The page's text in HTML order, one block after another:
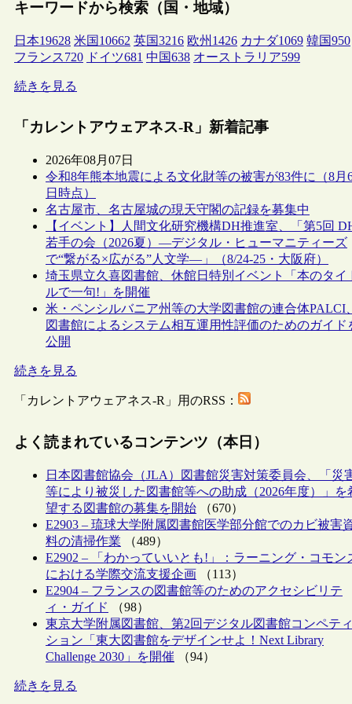
キーワードから検索（国・地域）
日本19628 米国 10662 英国3216 欧州 1426 カナダ1069 韓国950
フランス720 ドイツ681 中国638 オーストラリア599
続きを見る
「カレントアウェアネス-R」新着記事
2026年08月07日
令和8年熊本地震による文化財等の被害が83件に（8月
日時点）
名古屋市、名古屋城の現天守閣の記録を募集中
【イベント】人間文化研究機構DH推進室、「第5回
若手の会（2026夏）―デジタル・ヒューマニティーズ
で“繋がる×広がる”人文学―」（8/24-25・大阪府）
埼玉県立久喜図書館、休館日特別イベント「本のタイ
ルで一句!」を開催
米・ペンシルバニア州等の大学図書館の連合体PALCI、
図書館によるシステム相互運用性評価のためのガイド
公開
続きを見る
「カレントアウェアネス-R」用のRSS：
よく読まれているコンテンツ（本日）
日本図書館協会（JLA）図書館災害対策委員会、「災
等により被災した図書館等への助成（2026年度）」を
望する図書館の募集を開始 （670）
E2903 – 琉球大学附属図書館医学部分館でのカビ被害
料の清掃作業 （489）
E2902 – 「わかっていいとも!」：ラーニング・コモン
における学際交流支援企画 （113）
E2904 – フランスの図書館等のためのアクセシビリテ
ィ・ガイド
（98）
東京大学附属図書館、第2回デジタル図書館コンペティ
ション「東大図書館をデザインせよ！Next Library
Challenge 2030」を開催 （94）
続きを見る